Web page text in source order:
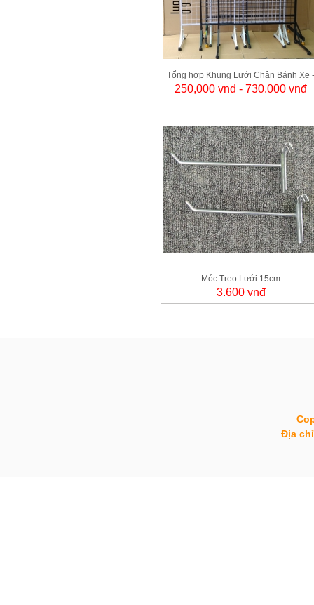
Tổng hợp Khung Lưới Chân Bánh Xe -
LUOIKEMOC
250,000 vnd - 730.000 vnđ
Móc Treo Lưới 15cm
3.600 vnđ
Địa chỉ